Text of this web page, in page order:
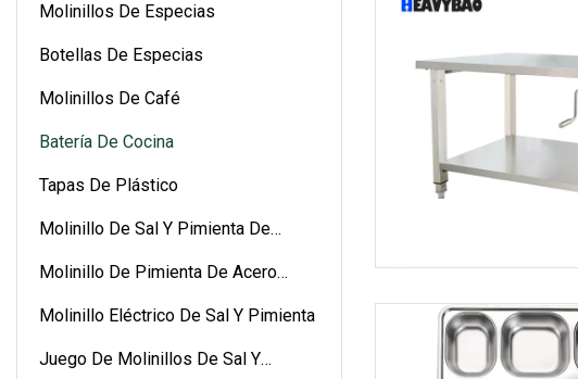
Molinillos De Especias
Botellas De Especias
Molinillos De Café
Batería De Cocina
Tapas De Plástico
Molinillo De Sal Y Pimienta De
Molinillo De Pimienta De Acero
Molinillo Eléctrico De Sal Y Pimienta
Juego De Molinillos De Sal Y